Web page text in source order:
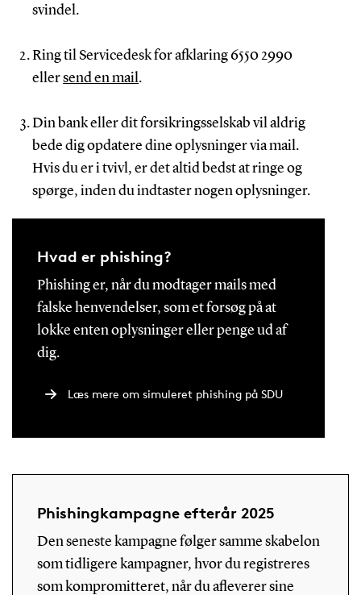
svindel.
Ring til Servicedesk for afklaring 6550 2990
ellersend en mail .
Din bank eller dit forsikringsselskab vil aldrig
bede dig opdatere dine oplysninger via mail.
Hvis du er i tvivl, er det altid bedst at ringe og
spørge, inden du indtaster nogen oplysninger.
Hvad er phishing?
Phishing er, når du modtager mails med
falske henvendelser, som et forsøg på at
lokke enten oplysninger eller penge ud af
dig.
Læs mere om simuleret phishing på SDU
Phishingkampagne efterår 2025
Den seneste kampagne følger samme skabelon
som tidligere kampagner, hvor du registreres
som kompromitteret, når du afleverer sine